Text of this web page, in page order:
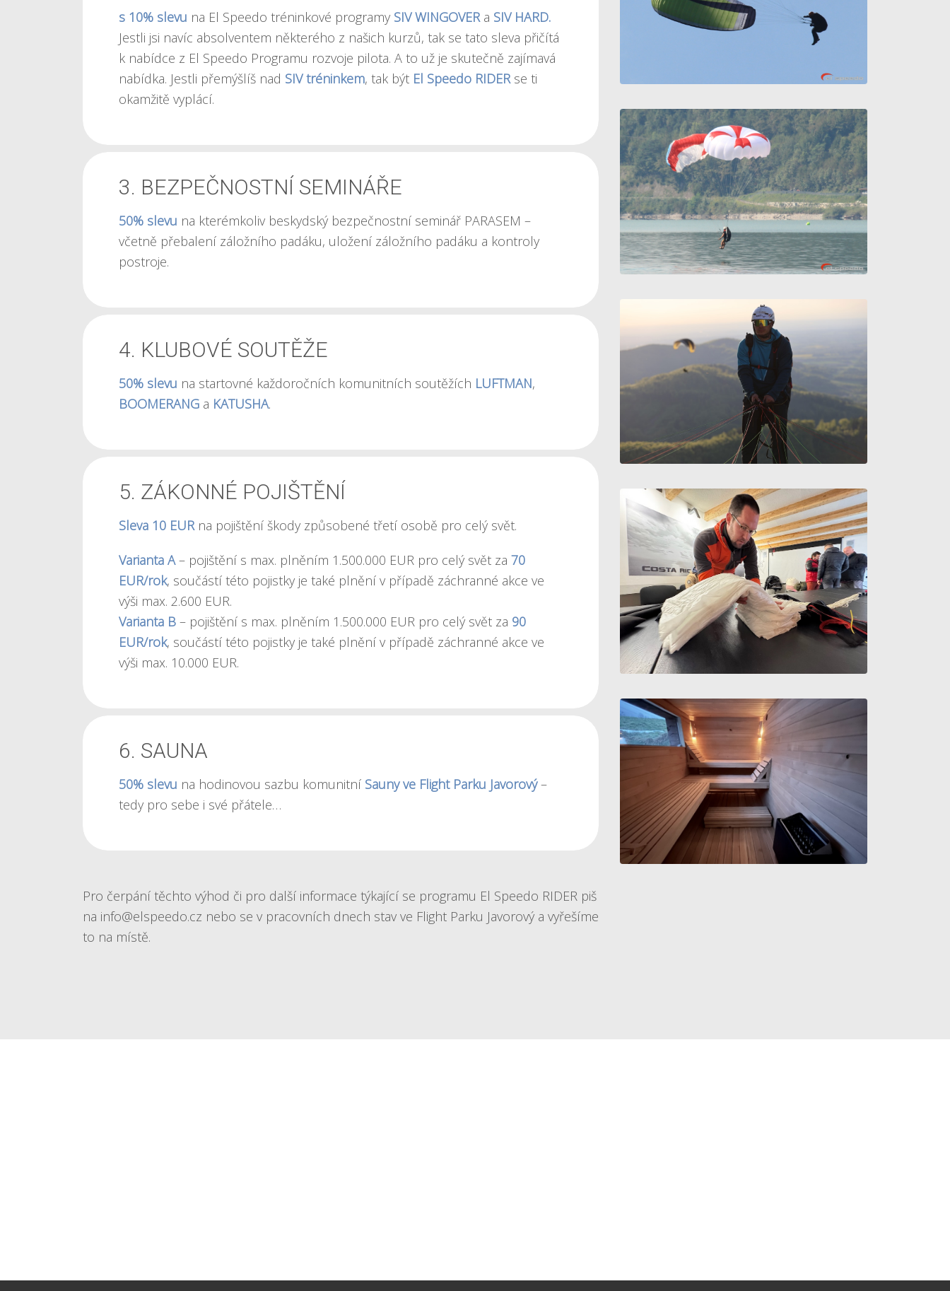
s 10% slevu na El Speedo tréninkové programy SIV WINGOVERa SIV HARD.
Jestli jsi navíc absolventem některého z našich kurzů, tak se tato sleva přičítá
k nabídce z El Speedo Programu rozvoje pilota. A to už je skutečně zajímavá
nabídka. Jestli přemýšlíš nad SIV tréninkem, tak být El Speedo RIDERse ti
okamžitě vyplácí.
3. BEZPEČNOSTNÍ SEMINÁŘE
50% slevu na kterémkoliv beskydský bezpečnostní seminář PARASEM –
včetně přebalení záložního padáku, uložení záložního padáku a kontroly
postroje.
4. KLUBOVÉ SOUTĚŽE
50% slevu na startovné každoročních komunitních soutěžích LUFTMAN,
BOOMERANG a KATUSHA.
5. ZÁKONNÉ POJIŠTĚNÍ
Sleva 10 EURna pojištění škody způsobené třetí osobě pro celý svět.
Varianta A– pojištění s max. plněním 1.500.000 EUR pro celý svět za 70
EUR/rok, součástí této pojistky je také plnění v případě záchranné akce ve
výši max. 2.600 EUR.
Varianta B – pojištění s max. plněním 1.500.000 EUR pro celý svět za 90
EUR/rok, součástí této pojistky je také plnění v případě záchranné akce ve
výši max. 10.000 EUR.
6. SAUNA
50% slevu na hodinovou sazbu komunitní Sauny ve Flight Parku Javorový–
tedy pro sebe i své přátele…
Pro čerpání těchto výhod či pro další informace týkající se programu El Speedo RIDER piš
na info@elspeedo.cz nebo se v pracovních dnech stav ve Flight Parku Javorový a vyřešíme
to na místě.